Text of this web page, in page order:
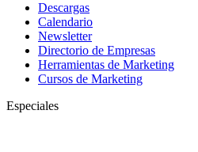
Descargas
Calendario
Newsletter
Directorio de Empresas
Herramientas de Marketing
Cursos de Marketing
Especiales